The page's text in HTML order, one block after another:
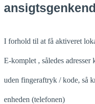
I forhold til at få aktiveret
E-komplet , således adresser
uden fingeraftryk / kode, så
enheden (telefonen)